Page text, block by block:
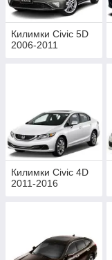
Килимки Civic 5D
2006-2011
Килимки Civic 4D
2011-2016